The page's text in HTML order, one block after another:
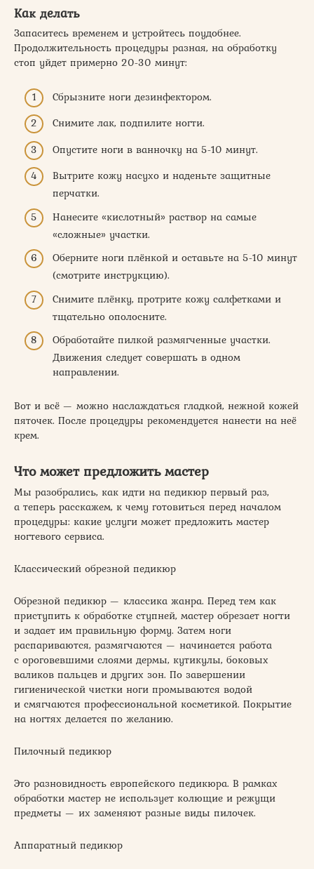
Как делать
Запаситесь временем и устройтесь поудобнее.
Продолжительность процедуры разная, на обработку
стоп уйдет примерно 20-30 минут:
Сбрызните ноги дезинфектором.
Снимите лак, подпилите ногти.
Опустите ноги в ванночку на 5-10 минут.
Вытрите кожу насухо и наденьте защитные
перчатки.
Нанесите «кислотный» раствор на самые
«сложные» участки.
Оберните ноги плёнкой и оставьте на 5-10 минут
(смотрите инструкцию).
Снимите плёнку, протрите кожу салфетками и
тщательно ополосните.
Обработайте пилкой размягченные участки.
Движения следует совершать в одном
направлении.
Вот и всё — можно наслаждаться гладкой, нежной кожей
пяточек. После процедуры рекомендуется нанести на неё
крем.
Что может предложить мастер
Мы разобрались, как идти на педикюр первый раз,
а теперь расскажем, к чему готовиться перед началом
процедуры: какие услуги может предложить мастер
ногтевого сервиса.
Классический обрезной педикюр
Обрезной педикюр — классика жанра. Перед тем как
приступить к обработке ступней, мастер обрезает ногти
и задает им правильную форму. Затем ноги
распариваются, размягчаются — начинается работа
с ороговевшими слоями дермы, кутикулы, боковых
валиков пальцев и других зон. По завершении
гигиенической чистки ноги промываются водой
и смягчаются профессиональной косметикой. Покрытие
на ногтях делается по желанию.
Пилочный педикюр
Это разновидность европейского педикюра. В рамках
обработки мастер не использует колющие и режущи
предметы — их заменяют разные виды пилочек.
Аппаратный педикюр